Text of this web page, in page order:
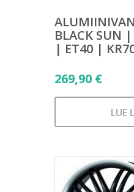
BLACK SUN
| ET40 |
269,90 €
LUE